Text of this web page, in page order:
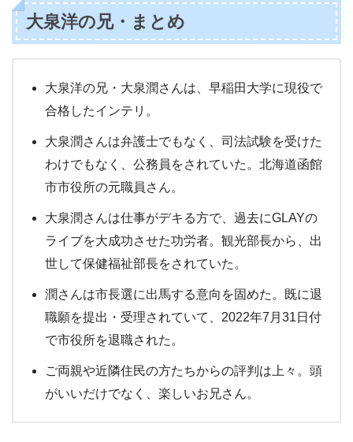
大泉洋の兄・まとめ
大泉洋の兄・大泉潤さんは、早稲田大学に現役で
合格したインテリ。
大泉潤さんは弁護士でもなく、司法試験を受けた
わけでもなく、公務員をされていた。北海道函館
市市役所の元職員さん。
大泉潤さんは仕事がデキる方で、過去にGLAYの
ライブを大成功させた功労者。観光部長から、出
世して保健福祉部長をされていた。
潤さんは市長選に出馬する意向を固めた。既に退
職願を提出・受理されていて、2022年7月31日付
で市役所を退職された。
ご両親や近隣住民の方たちからの評判は上々。頭
がいいだけでなく、楽しいお兄さん。